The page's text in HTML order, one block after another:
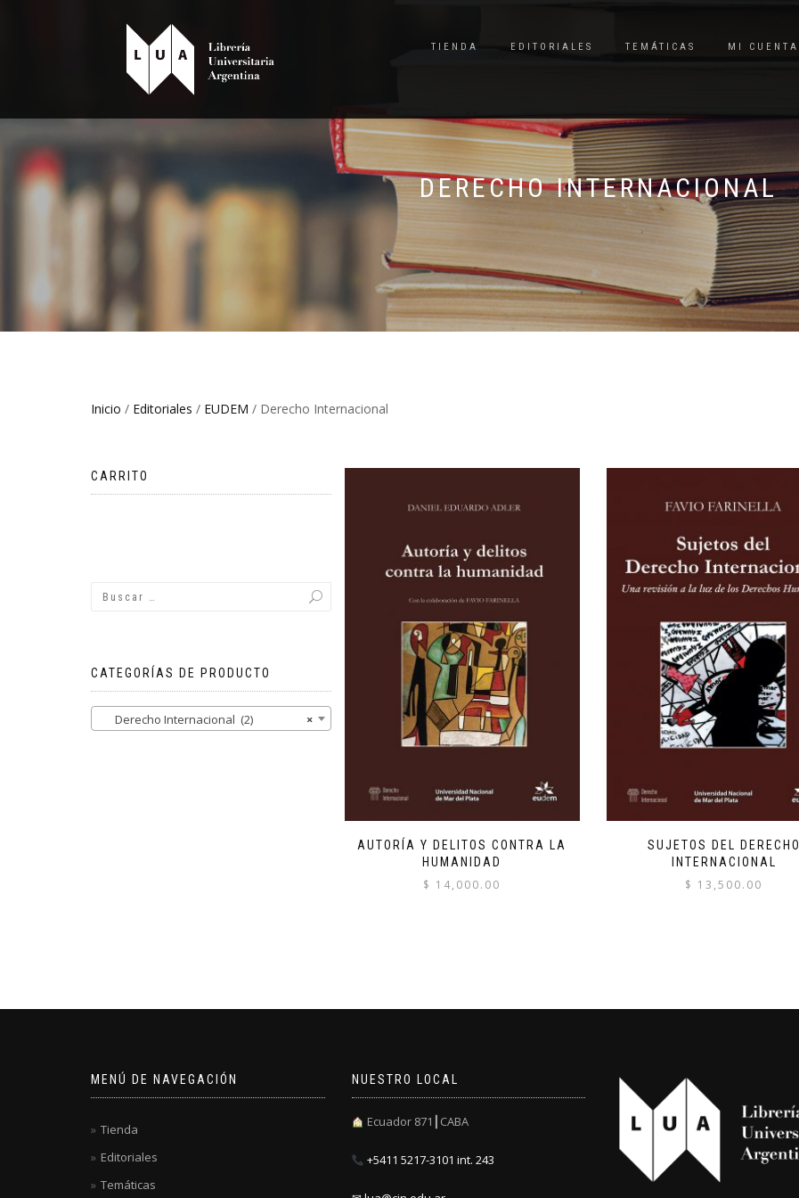
TIENDA EDITORIALES TEMÁTICAS MI CUENTA
DERECHO INTERNACIONAL
Inicio / Editoriales / EUDEM / Derecho Internacional
AUTORÍA Y DELITOS CONTRA LA
HUMANIDAD
$ 14,000.00
SUJETOS DEL DERECHO
INTERNACIONAL
$ 13,500.00
CARRITO
CATEGORÍAS DE PRODUCTO
×
Derecho Internacional (2)
MENÚ DE NAVEGACIÓN
Tienda
Editoriales
Temáticas
NUESTRO LOCAL
Ecuador 871┃CABA
+5411 5217-3101 int. 243